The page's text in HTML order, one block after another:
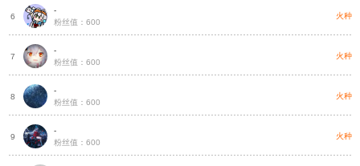
6
-
粉丝值：600
火种
7
-
粉丝值：600
火种
8
-
粉丝值：600
火种
9
-
粉丝值：600
火种